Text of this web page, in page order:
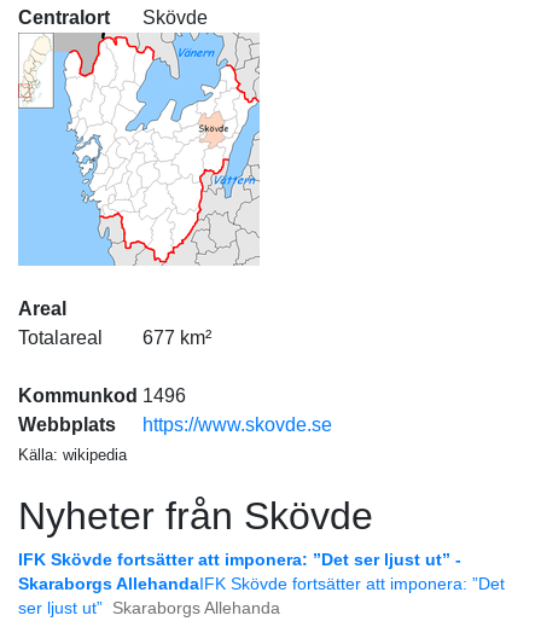
Centralort
Skövde
Areal
Totalareal
677 km²
Kommunkod 1496
Webbplats
https://www.skovde.se
Källa: wikipedia
Nyheter från Skövde
IFK Skövde fortsätter att imponera: ”Det ser ljust ut” -
Skaraborgs Allehanda IFK Skövde fortsätter att imponera: ”Det
ser ljust ut” Skaraborgs Allehanda